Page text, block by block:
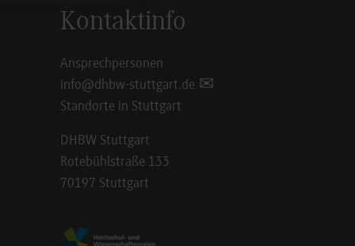
Kontaktinfo
Ansprechpersonen
info@dhbw-stuttgart.de
Standorte in Stuttgart
DHBW Stuttgart
Rotebühlstraße 133
70197 Stuttgart